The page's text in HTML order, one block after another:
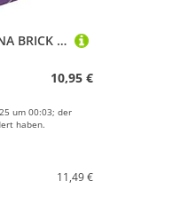
Bodhi Yogaklotz ASANA BRICK XXL, Yogablock groß, praktisches Yogazubehör, Yoga Hilfsmittel auch für Anfänger, Zubehör für Iyengar Yoga | lila
10,95 €
um 00:03; der
haben.
11,49 €